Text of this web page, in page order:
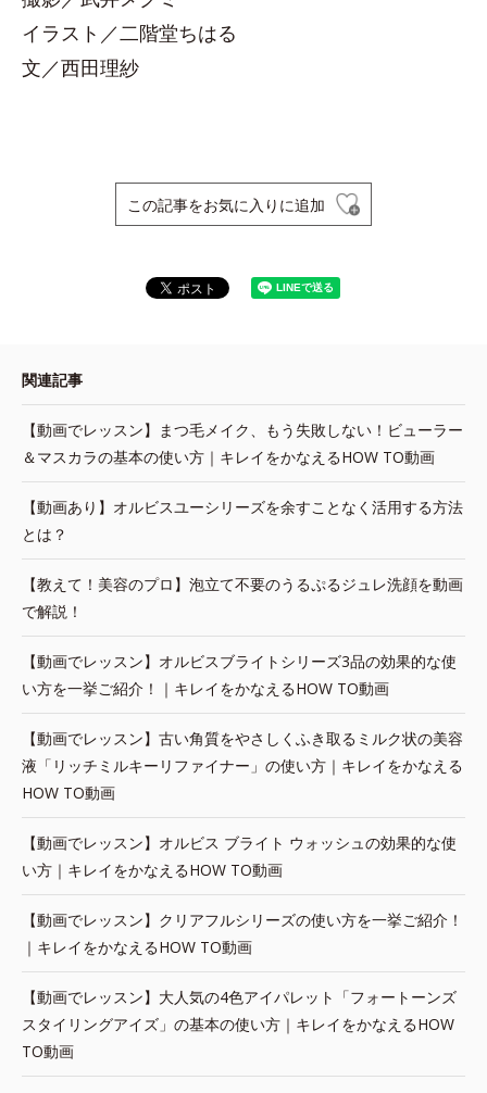
イラスト／二階堂ちはる
文／西田理紗
この記事をお気に入りに追加
関連記事
【動画でレッスン】まつ毛メイク、もう失敗しない！ビューラー
＆マスカラの基本の使い方｜キレイをかなえるHOW TO動画
【動画あり】オルビスユーシリーズを余すことなく活用する方法
とは？
【教えて！美容のプロ】泡立て不要のうるぷるジュレ洗顔を動画
で解説！
【動画でレッスン】オルビスブライトシリーズ3品の効果的な使
い方を一挙ご紹介！｜キレイをかなえるHOW TO動画
【動画でレッスン】古い角質をやさしくふき取るミルク状の美容
液「リッチミルキーリファイナー」の使い方｜キレイをかなえる
HOW TO動画
【動画でレッスン】オルビス ブライト ウォッシュの効果的な使
い方｜キレイをかなえるHOW TO動画
【動画でレッスン】クリアフルシリーズの使い方を一挙ご紹介！
｜キレイをかなえるHOW TO動画
【動画でレッスン】大人気の4色アイパレット「フォートーンズ
スタイリングアイズ」の基本の使い方｜キレイをかなえるHOW
TO動画